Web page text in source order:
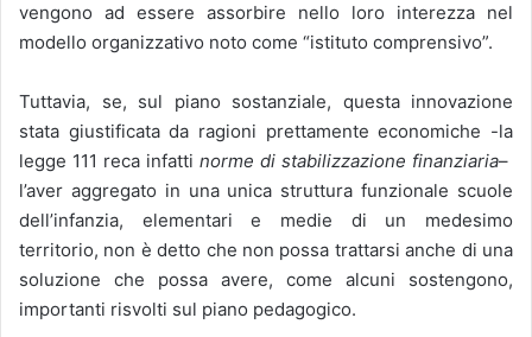
vengono ad essere assorbire nello loro interezza nel
modello organizzativo noto come “istituto comprensivo”.
Tuttavia, se, sul piano sostanziale, questa innovazione
stata giustificata da ragioni prettamente economiche -la
legge 111 reca infatti norme di stabilizzazione finanziaria–
l’aver aggregato in una unica struttura funzionale scuole
dell’infanzia, elementari e medie di un medesimo
territorio, non è detto che non possa trattarsi anche di una
soluzione che possa avere, come alcuni sostengono,
importanti risvolti sul piano pedagogico.